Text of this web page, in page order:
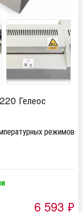
Гелеос
режимов
6 593 ₽